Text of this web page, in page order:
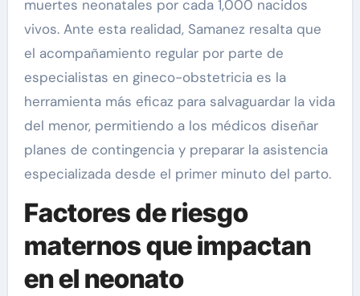
muertes neonatales por cada 1,000 nacidos
vivos. Ante esta realidad, Samanez resalta que
el acompañamiento regular por parte de
especialistas en gineco-obstetricia es la
herramienta más eficaz para salvaguardar la vida
del menor, permitiendo a los médicos diseñar
planes de contingencia y preparar la asistencia
especializada desde el primer minuto del parto.
Factores de riesgo
maternos que impactan
en el neonato